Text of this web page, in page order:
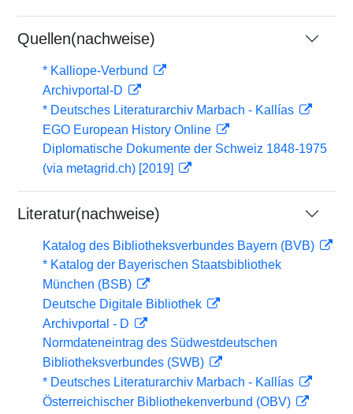
Quellen(nachweise)
* Kalliope-Verbund
Archivportal-D
* Deutsches Literaturarchiv Marbach - Kallías
EGO European History Online
Diplomatische Dokumente der Schweiz 1848-1975
(via metagrid.ch) [2019]
Literatur(nachweise)
Katalog des Bibliotheksverbundes Bayern (BVB)
* Katalog der Bayerischen Staatsbibliothek
München (BSB)
Deutsche Digitale Bibliothek
Archivportal - D
Normdateneintrag des Südwestdeutschen
Bibliotheksverbundes (SWB)
* Deutsches Literaturarchiv Marbach - Kallías
Österreichischer Bibliothekenverbund (OBV)